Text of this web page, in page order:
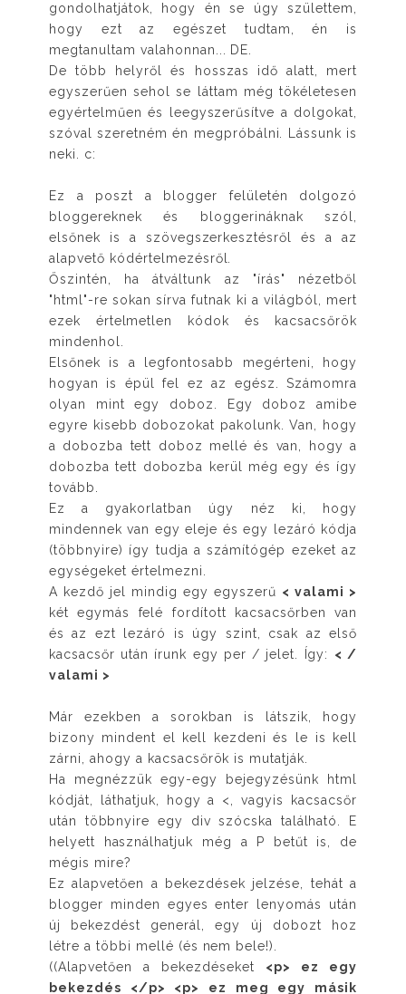
gondolhatjátok, hogy én se úgy születtem,
hogy ezt az egészet tudtam, én is
megtanultam valahonnan... DE.
De több helyről és hosszas idő alatt, mert
egyszerűen sehol se láttam még tökéletesen
egyértelműen és leegyszerűsítve a dolgokat,
szóval szeretném én megpróbálni. Lássunk is
neki. c:
Ez a poszt a blogger felületén dolgozó
bloggereknek és bloggerináknak szól,
elsőnek is a szövegszerkesztésről és a az
alapvető kódértelmezésről.
Őszintén, ha átváltunk az "írás" nézetből
"html"-re sokan sírva futnak ki a világból, mert
ezek értelmetlen kódok és kacsacsőrök
mindenhol.
Elsőnek is a legfontosabb megérteni, hogy
hogyan is épül fel ez az egész. Számomra
olyan mint egy doboz. Egy doboz amibe
egyre kisebb dobozokat pakolunk. Van, hogy
a dobozba tett doboz mellé és van, hogy a
dobozba tett dobozba kerül még egy és így
tovább.
Ez a gyakorlatban úgy néz ki, hogy
mindennek van egy eleje és egy lezáró kódja
(többnyire) így tudja a számítógép ezeket az
egységeket értelmezni.
A kezdő jel mindig egy egyszerű < valami >
két egymás felé fordított kacsacsőrben van
és az ezt lezáró is úgy szint, csak az első
kacsacsőr után írunk egy per / jelet. Így: < /
valami >
Már ezekben a sorokban is látszik, hogy
bizony mindent el kell kezdeni és le is kell
zárni, ahogy a kacsacsőrök is mutatják.
Ha megnézzük egy-egy bejegyzésünk html
kódját, láthatjuk, hogy a <, vagyis kacsacsőr
után többnyire egy div szócska található. E
helyett használhatjuk még a P betűt is, de
mégis mire?
Ez alapvetően a bekezdések jelzése, tehát a
blogger minden egyes enter lenyomás után
új bekezdést generál, egy új dobozt hoz
létre a többi mellé (és nem bele!).
((Alapvetően a bekezdéseket <p> ez egy
bekezdés </p> <p> ez meg egy másik